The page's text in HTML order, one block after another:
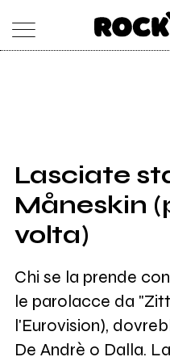
SHOP
RADIO
Lasciate
Måneskin
volta)
Chi se la prende
le parolacce da
l'Eurovision),
De Andrè o Dalla.